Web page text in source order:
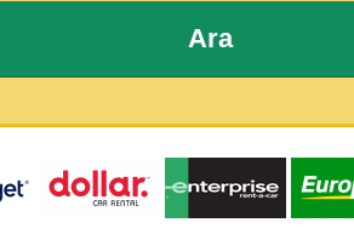
Ara